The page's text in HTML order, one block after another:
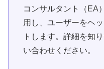
コンサルタント（EA
用し、ユーザーをヘ
トします。詳細を知
い合わせください。